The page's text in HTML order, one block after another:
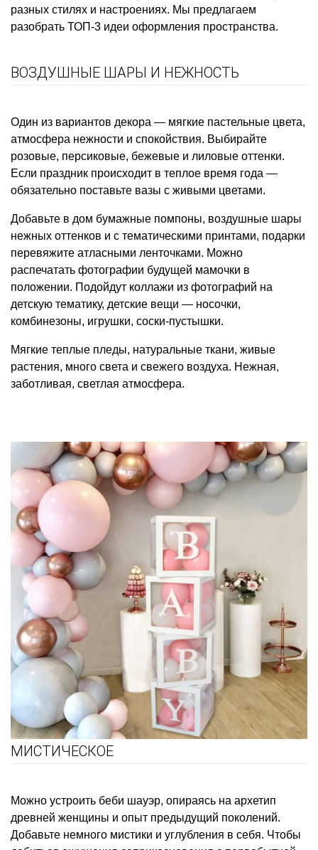
разных стилях и настроениях. Мы предлагаем
разобрать ТОП-3 идеи оформления пространства.
ВОЗДУШНЫЕ ШАРЫ И НЕЖНОСТЬ
Один из вариантов декора — мягкие пастельные цвета,
атмосфера нежности и спокойствия. Выбирайте
розовые, персиковые, бежевые и лиловые оттенки.
Если праздник происходит в теплое время года —
обязательно поставьте вазы с живыми цветами.
Добавьте в дом бумажные помпоны, воздушные шары
нежных оттенков и с тематическими принтами, подарки
перевяжите атласными ленточками. Можно
распечатать фотографии будущей мамочки в
положении. Подойдут коллажи из фотографий на
детскую тематику, детские вещи — носочки,
комбинезоны, игрушки, соски-пустышки.
Мягкие теплые пледы, натуральные ткани, живые
растения, много света и свежего воздуха. Нежная,
заботливая, светлая атмосфера.
МИСТИЧЕСКОЕ
Можно устроить беби шауэр, опираясь на архетип
древней женщины и опыт предыдущий поколений.
Добавьте немного мистики и углубления в себя. Чтобы